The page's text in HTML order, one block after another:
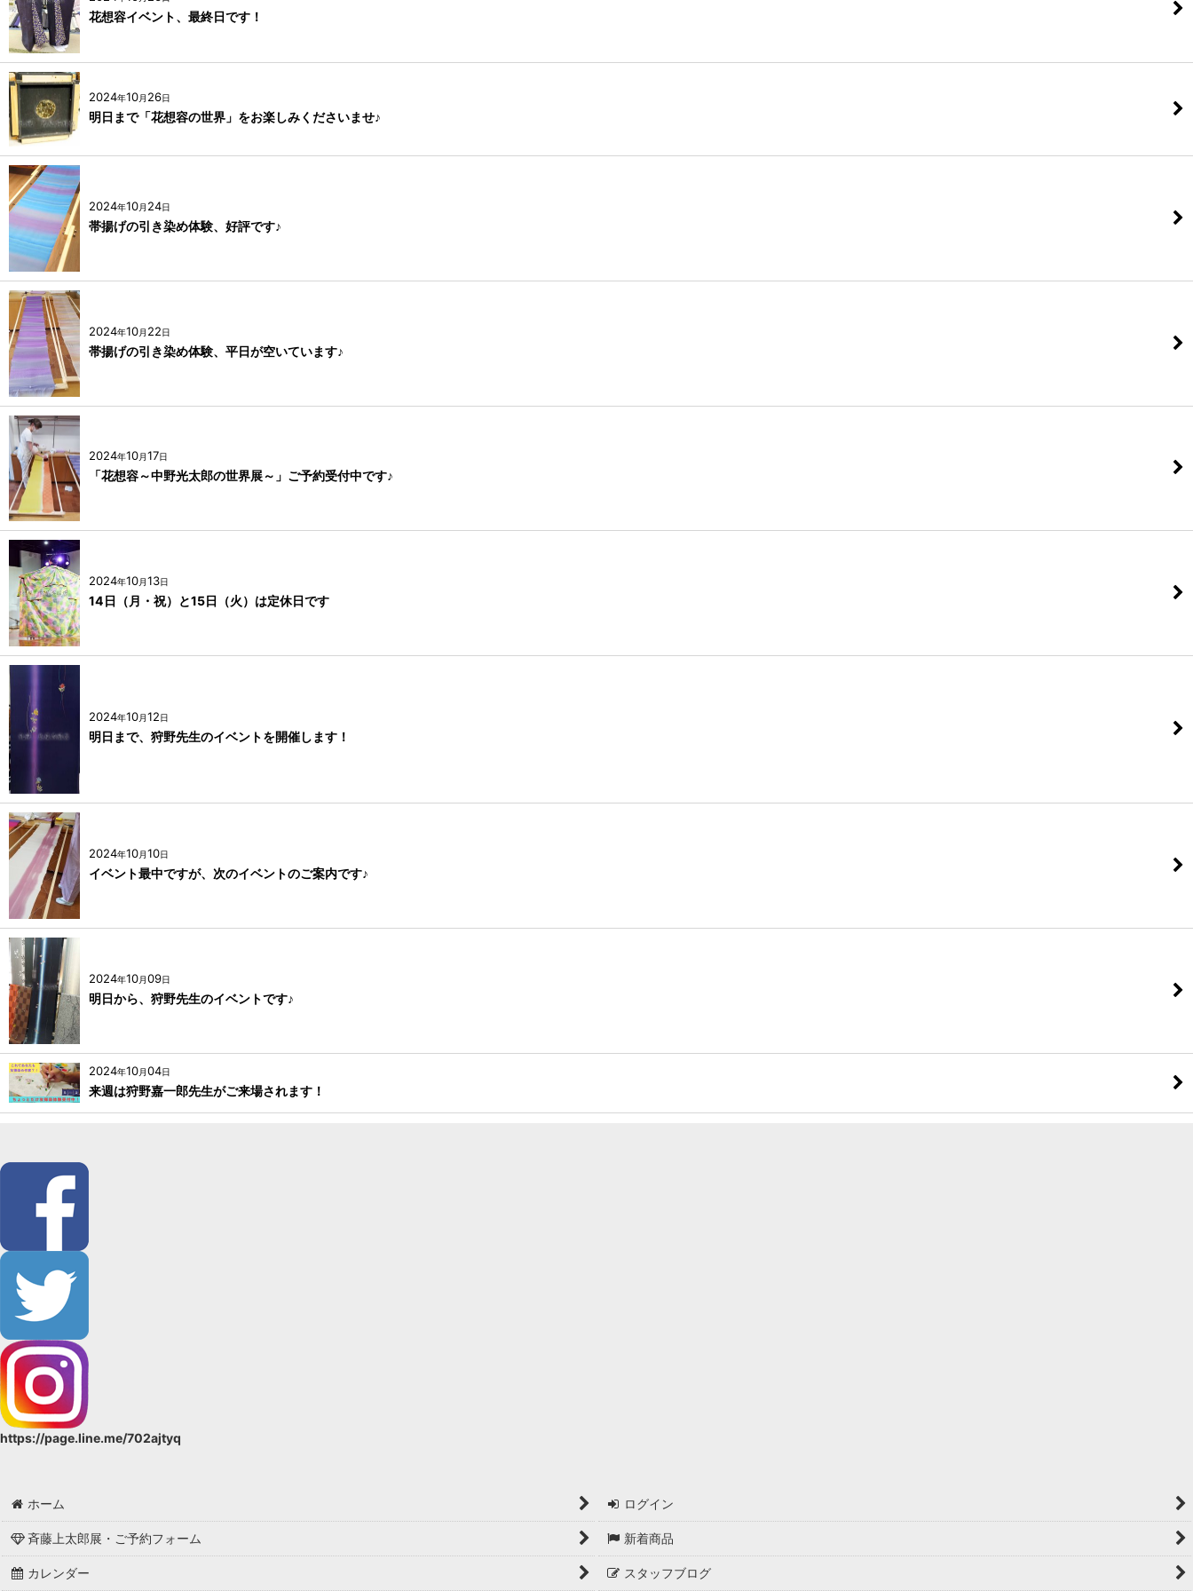
花想容イベント、最終日です！
2024年10月 26日
明日まで「花想容の世界」をお楽しみくださいませ♪
2024年10月 24日
帯揚げの引き染め体験、好評です♪
2024年10月 22日
帯揚げの引き染め体験、平日が空いています♪
2024年10月17日
「花想容～中野光太郎の世界展～」ご予約受付中です♪
2024年10月13日
14日（月・祝）と15日（火）は定休日です
2024年10月12日
明日まで、狩野先生のイベントを開催します！
2024年10月10日
イベント最中ですが、次のイベントのご案内です♪
2024年10月09日
明日から、狩野先生のイベントです♪
2024年10月04日
来週は狩野嘉一郎先生がご来場されます！
https://page.line.me/702ajtyq
ホーム ログイン
斉藤上太郎展・ご予約フォーム 新着商品
カレンダー スタッフブログ